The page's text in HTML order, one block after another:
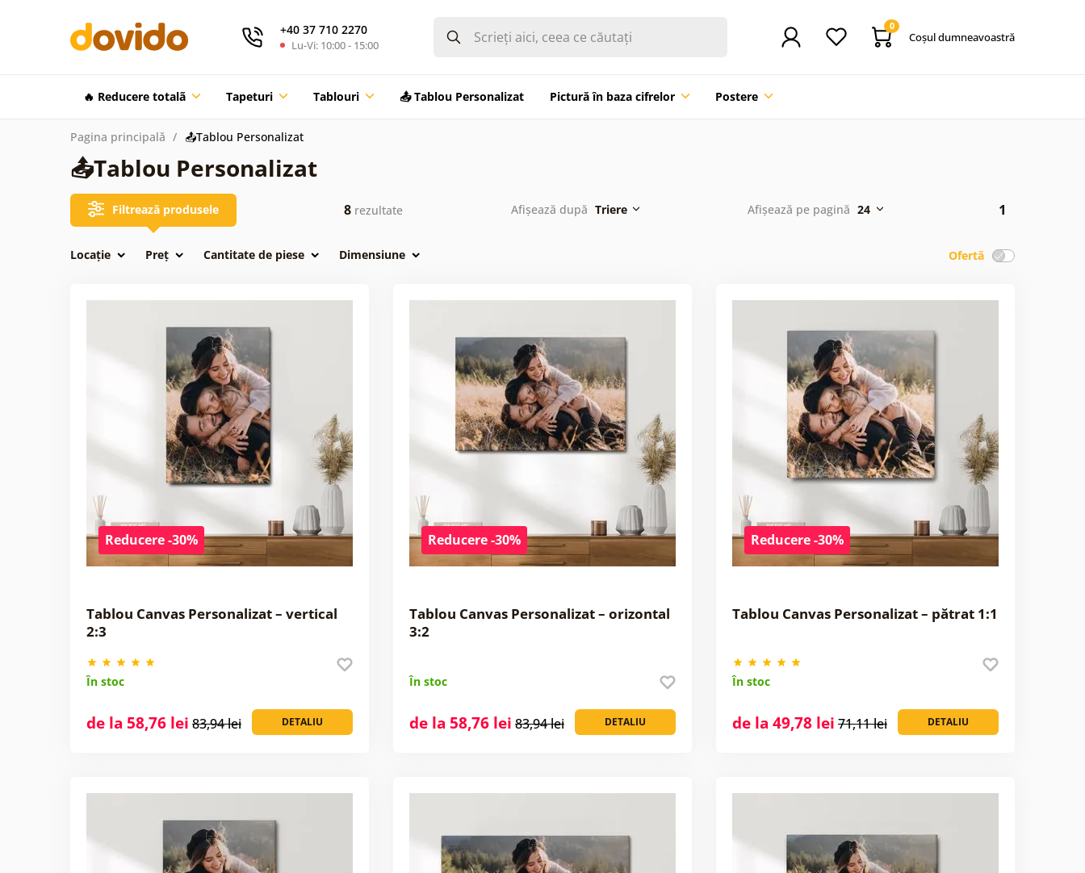
+40 37 710 2270
Lu-Vi: 10:00 - 15:00
0
Coşul dumneavoastră
🔥 Reducere totalã Tapeturi Tablouri 📤 Tablou Personalizat Pictură în baza cifrelor Postere
Pagina principală 📤Tablou Personalizat
📤Tablou Personalizat
Filtrează produsele 8 rezultate Afișează după Triere Afișează pe pagină 24 1
Ofertă
Locație Preț Cantitate de piese Dimensiune
Reducere -30%
Tablou Canvas Personalizat – vertical
2:3
În stoc
DETALIU
de la 58,76 lei 83,94 lei
Reducere -30%
Tablou Canvas Personalizat – orizontal
3:2
În stoc
DETALIU
de la 58,76 lei 83,94 lei
Reducere -30%
Tablou Canvas Personalizat – pătrat 1:1
În stoc
DETALIU
de la 49,78 lei 71,11 lei